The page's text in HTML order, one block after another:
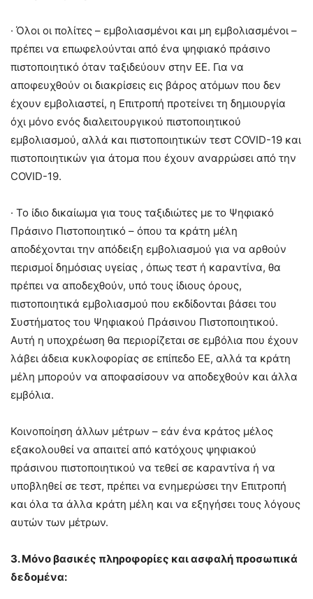
· Όλοι οι πολίτες – εμβολιασμένοι και μη εμβολιασμένοι –
πρέπει να επωφελούνται από ένα ψηφιακό πράσινο
πιστοποιητικό όταν ταξιδεύουν στην ΕΕ. Για να
αποφευχθούν οι διακρίσεις εις βάρος ατόμων που δεν
έχουν εμβολιαστεί, η Επιτροπή προτείνει τη δημιουργία
όχι μόνο ενός διαλειτουργικού πιστοποιητικού
εμβολιασμού, αλλά και πιστοποιητικών τεστ COVID-19 και
πιστοποιητικών για άτομα που έχουν αναρρώσει από την
COVID-19.
· Το ίδιο δικαίωμα για τους ταξιδιώτες με το Ψηφιακό
Πράσινο Πιστοποιητικό – όπου τα κράτη μέλη
αποδέχονται την απόδειξη εμβολιασμού για να αρθούν
περισμοί δημόσιας υγείας , όπως τεστ ή καραντίνα, θα
πρέπει να αποδεχθούν, υπό τους ίδιους όρους,
πιστοποιητικά εμβολιασμού που εκδίδονται βάσει του
Συστήματος του Ψηφιακού Πράσινου Πιστοποιητικού.
Αυτή η υποχρέωση θα περιορίζεται σε εμβόλια που έχουν
λάβει άδεια κυκλοφορίας σε επίπεδο ΕΕ, αλλά τα κράτη
μέλη μπορούν να αποφασίσουν να αποδεχθούν και άλλα
εμβόλια.
Κοινοποίηση άλλων μέτρων – εάν ένα κράτος μέλος
εξακολουθεί να απαιτεί από κατόχους ψηφιακού
πράσινου πιστοποιητικού να τεθεί σε καραντίνα ή να
υποβληθεί σε τεστ, πρέπει να ενημερώσει την Επιτροπή
και όλα τα άλλα κράτη μέλη και να εξηγήσει τους λόγους
αυτών των μέτρων.
3. Μόνο βασικές πληροφορίες και ασφαλή προσωπικά
δεδομένα: